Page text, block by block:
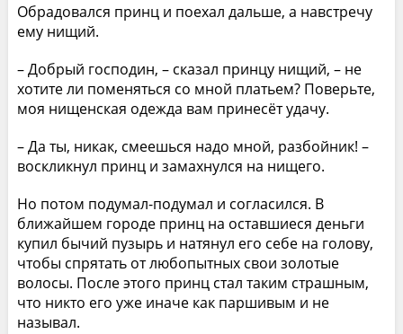
Обрадовался принц и поехал дальше, а навстречу
ему нищий.
– Добрый господин, – сказал принцу нищий, – не
хотите ли поменяться со мной платьем? Поверьте,
моя нищенская одежда вам принесёт удачу.
– Да ты, никак, смеешься надо мной, разбойник! –
воскликнул принц и замахнулся на нищего.
Но потом подумал-подумал и согласился. В
ближайшем городе принц на оставшиеся деньги
купил бычий пузырь и натянул его себе на голову,
чтобы спрятать от любопытных свои золотые
волосы. После этого принц стал таким страшным,
что никто его уже иначе как паршивым и не
называл.